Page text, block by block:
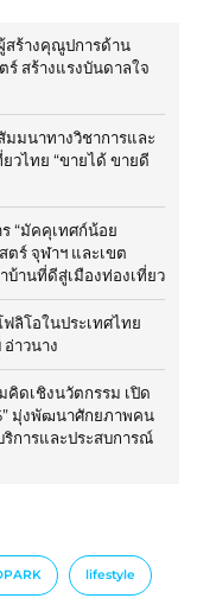
สร้างคุณูปการด้าน
สร้างแรงบันดาลใจ
มนาทางวิชาการและ
วไทย “ขายได้ ขายดี
“มัคคุเทศก์น้อย
ร์ จุฬาฯ และเขต
านที่ดีสู่เมืองท่องเที่ยว
ลิโอในประเทศไทย
าวนาง
ดเชิงนวัตกรรม เปิด
มุ่งพัฒนาศักยภาพคน
การและประสบการณ์
lifestyle